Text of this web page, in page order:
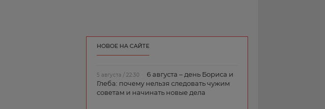
НОВОЕ НА САЙТЕ
5 августа / 22:30
6 августа – день Бориса и
Глеба: почему нельзя следовать чужим
советам и начинать новые дела